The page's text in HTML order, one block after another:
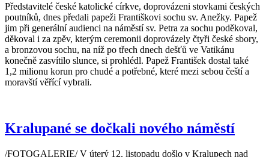
Představitelé české katolické církve, doprovázeni stovkami českých
poutníků, dnes předali papeži Františkovi sochu sv. Anežky. Papež
jim při generální audienci na náměstí sv. Petra za sochu poděkoval,
děkoval i za zpěv, kterým ceremonii doprovázely čtyři české sbory,
a bronzovou sochu, na níž po třech dnech dešťů ve Vatikánu
konečně zasvítilo slunce, si prohlédl. Papež František dostal také
1,2 milionu korun pro chudé a potřebné, které mezi sebou čeští a
moravští věřící vybrali.
Kralupané se dočkali nového náměstí
/FOTOGALERIE/ V úterý 12. listopadu došlo v Kralupech nad